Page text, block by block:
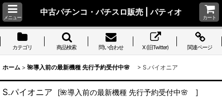
メニュー
中古パチンコ・パチスロ販売 | パティオ
カート
カテゴリ 商品検索 問い合わせ X (旧Twitter) 関連ページ
ホーム > 🌺導入前の最新機種 先行予約受付中🌸 > S.パイオニア
S.パイオニア [🌺導入前の最新機種 先行予約受付中🌸 ]